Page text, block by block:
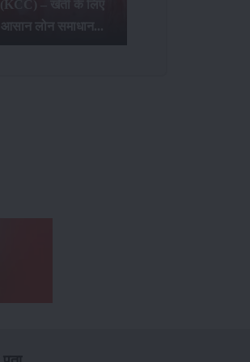
(KCC) – खेती के लिए
आसान लोन समाधान...